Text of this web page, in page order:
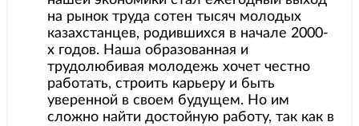
на рынок труда сотен тысяч молодых
казахстанцев, родившихся в начале 2000-
х годов. Наша образованная и
трудолюбивая молодежь хочет честно
работать, строить карьеру и быть
уверенной в своем будущем. Но им
сложно найти достойную работу, так как в